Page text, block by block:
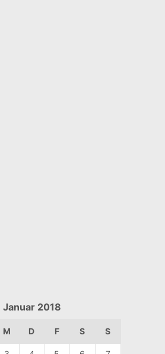
Januar 2018
M D F S S